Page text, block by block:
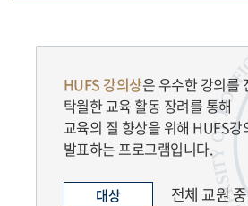
교수법연
좋은수업만
혁신교수법
HUFS 강의상은 우수한 강의를
탁월한 교육 활동 장려를 통해
교육의 질 향상을 위해 HUFS
발표하는 프로그램입니다.
대상 전체 교원